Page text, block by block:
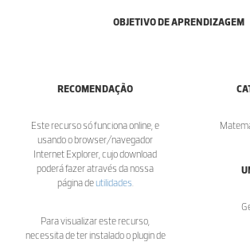
OBJETIVO DE APRENDIZAGEM
RECOMENDAÇÃO
Este recurso só funciona online, e
usando o browser/navegador
Internet Explorer, cujo download
poderá fazer através da nossa
página deutilidades
Para visualizar este recurso,
necessita de ter instalado o plugin de